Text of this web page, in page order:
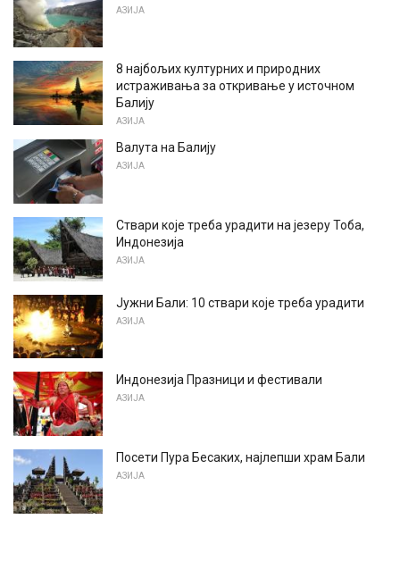
АЗИЈА
8 најбољих културних и природних
истраживања за откривање у источном
Балију
АЗИЈА
Валута на Балију
АЗИЈА
Ствари које треба урадити на језеру Тоба,
Индонезија
АЗИЈА
Јужни Бали: 10 ствари које треба урадити
АЗИЈА
Индонезија Празници и фестивали
АЗИЈА
Посети Пура Бесаких, најлепши храм Бали
АЗИЈА